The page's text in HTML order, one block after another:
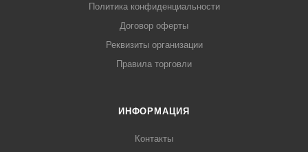
Политика конфиденциальности
Договор оферты
Реквизиты организации
Правила торговли
ИНФОРМАЦИЯ
Контакты